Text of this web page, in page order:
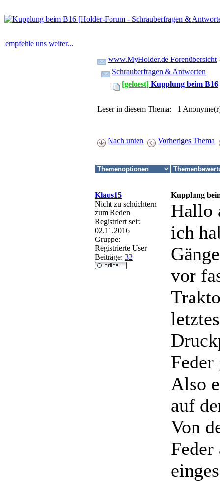
empfehle uns weiter...
www.MyHolder.de Forenübersicht
Schrauberfragen & Antworten
[geloest] Kupplung beim B16
Leser in diesem Thema: 1
Nach unten Vorheriges Thema
Klaus15
Kupplung
Nicht zu schüchtern
zum Reden
Registriert seit:
02.11.2016
Gruppe:
Registrierte User
Beiträge: 32
Hallo
ich
vor
Also
auf
Von
Feder